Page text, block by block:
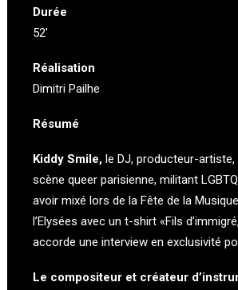
Durée
52′
Réalisation
Dimitri Pailhe
Résumé
Kiddy Smile, le DJ, producteur-
scène queer parisienne, militant
avoir mixé lors de la Fête de la
l’Elysées avec un t-shirt «Fils
accorde une interview en exclusivité
Le compositeur et créateur